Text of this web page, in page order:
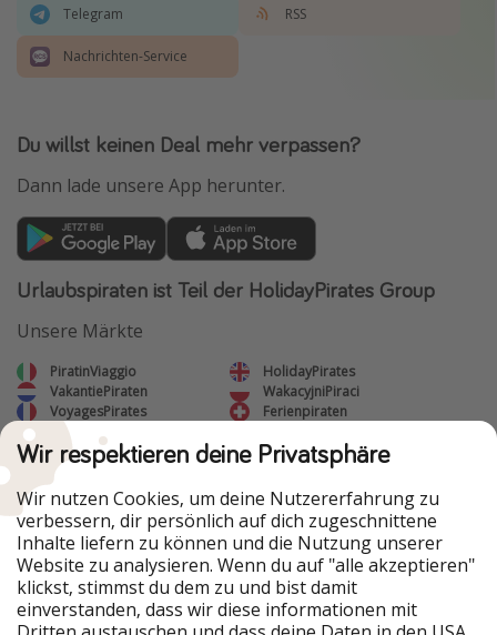
Telegram RSS
Nachrichten-Service
Du willst keinen Deal mehr verpassen?
Dann lade unsere App herunter.
Urlaubspiraten ist Teil der HolidayPirates Group
Unsere Märkte
PiratinViaggio
HolidayPirates
VakantiePiraten
WakacyjniPiraci
VoyagesPirates
Ferienpiraten
Urlaubspiraten
TravelPirates
Unsere Gruppe
HolidayPirates Group
Lerne uns kennen
Über uns
Rechtliches
Datenschutz
Wir respektieren deine Privatsphäre
Wir nutzen Cookies, um deine Nutzererfahrung zu
verbessern, dir persönlich auf dich zugeschnittene
Inhalte liefern zu können und die Nutzung unserer
Website zu analysieren. Wenn du auf "alle akzeptieren"
klickst, stimmst du dem zu und bist damit
einverstanden, dass wir diese informationen mit